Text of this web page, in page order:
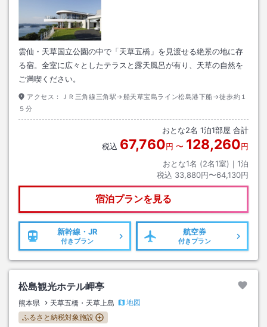
雲仙・天草国立公園の中で「天草五橋」を見渡せる絶景の地に存
る宿。全室に広々としたテラスと露天風呂が有り、天草の自然を
ご満喫ください。
アクセス：
ＪＲ三角線三角駅→船天草宝島ライン松島港下船→徒歩約１
５分
おとな2名 1泊1部屋 合計
税込 67,760円 〜 128,260円
おとな1名 (2名1室)｜ 1泊
税込 33,880円〜64,130円
宿泊プランを見る
新幹線・JR
付きプラン
航空券
付きプラン
松島観光ホテル岬亭
熊本県 天草五橋・天草上島
地図
ふるさと納税対象施設